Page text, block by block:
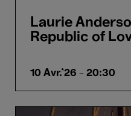
Laurie
Republic of
10 Avr.'26 - 20:30
Magellan